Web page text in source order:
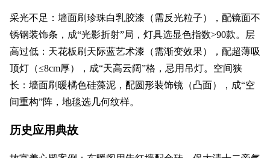
采光不足：墙面刷珍珠白乳胶漆（需反光粒子），配镜面不
锈钢装饰条，成“光影折射”局，灯具选显色指数>90款。层
高过低：天花板刷天际蓝艺术漆（需渐变效果），配超薄吸
顶灯（≤8cm厚），成“天高云阔”格，忌用吊灯。空间狭
长：墙面刷暖橘色硅藻泥，配圆形装饰镜（凸面），成“空
间重构”阵，地毯选几何纹样。
历史应用典故